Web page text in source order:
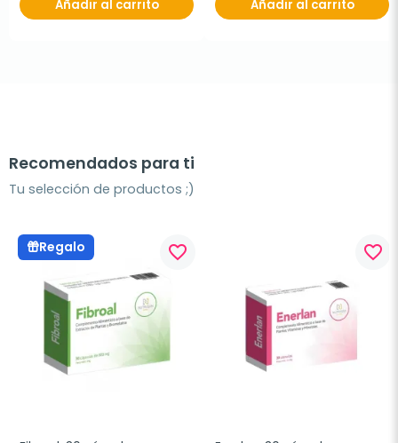
Añadir al carrito Añadir al carrito
Recomendados para ti
Tu selección de productos ;)
Regalo favorite_border favorite_border